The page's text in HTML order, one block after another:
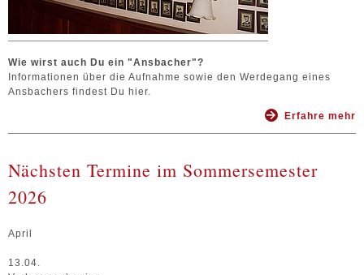
Wie wirst auch Du ein "Ansbacher"?
Informationen über die Aufnahme sowie den Werdegang eines
Ansbachers findest Du hier.
Erfahre mehr
Nächsten Termine im Sommersemester
2026
April
13.04.